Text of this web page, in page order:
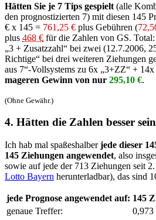
Hätten Sie je 7 Tips gespielt (alle
den prognostizierten 7) mit diesen 145
€ x 145 = 761,25 € plus Gebühren (
plus 468 € für die Zahlen von GS. Total:
„3 + Zusatzzahl“ bei zwei (12.7.2006,
Richtige“ bei drei weiteren Ziehungen
aus 7“-Vollsystems zu 6x „3+ZZ“ +
mageren Gewinn von nur 295,10 €.
(Ohne Gewähr.)
4. Hätten die Zahlen besser
Ich hab mal spaßeshalberjede dieser
145 Ziehungen angewendet, also
sowie auf jede der 713 Ziehungen seit
Lotto Bayern herunterladbar), das sind
jede Prognose angewendet auf: 145
genaue Treffer:
0,973